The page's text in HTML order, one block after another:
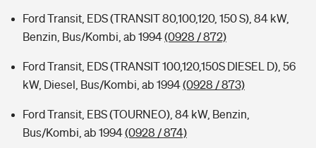
Ford Transit, EDS (TRANSIT 80,100,120, 150 S), 84 kW,
Benzin, Bus/Kombi, ab 1994(0928 / 872)
Ford Transit, EDS (TRANSIT 100,120,150S DIESEL D), 56
kW, Diesel, Bus/Kombi, ab 1994(0928 / 873)
Ford Transit, EBS (TOURNEO), 84 kW, Benzin,
Bus/Kombi, ab 1994(0928 / 874)